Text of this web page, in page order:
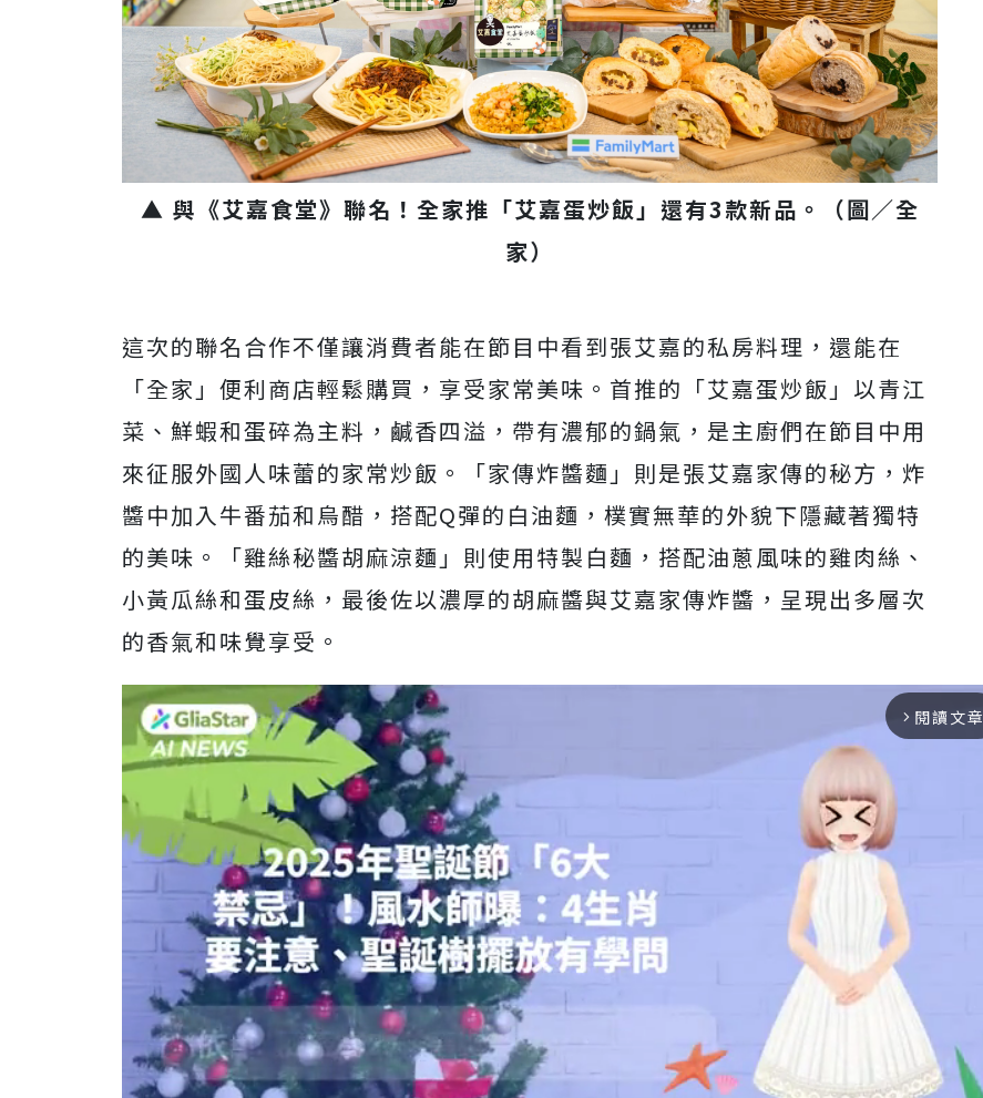
▲ 與《艾嘉食堂》聯名！全家推「艾嘉蛋炒飯」還有3款新品。（圖／全
家）
這次的聯名合作不僅讓消費者能在節目中看到張艾嘉的私房料理，還能在
「全家」便利商店輕鬆購買，享受家常美味。首推的「艾嘉蛋炒飯」以青江
菜、鮮蝦和蛋碎為主料，鹹香四溢，帶有濃郁的鍋氣，是主廚們在節目中用
來征服外國人味蕾的家常炒飯。「家傳炸醬麵」則是張艾嘉家傳的秘方，炸
醬中加入牛番茄和烏醋，搭配Q彈的白油麵，樸實無華的外貌下隱藏著獨特
的美味。「雞絲秘醬胡麻涼麵」則使用特製白麵，搭配油蔥風味的雞肉絲、
小黃瓜絲和蛋皮絲，最後佐以濃厚的胡麻醬與艾嘉家傳炸醬，呈現出多層次
的香氣和味覺享受。
arrow_forward_ios 閱讀文章